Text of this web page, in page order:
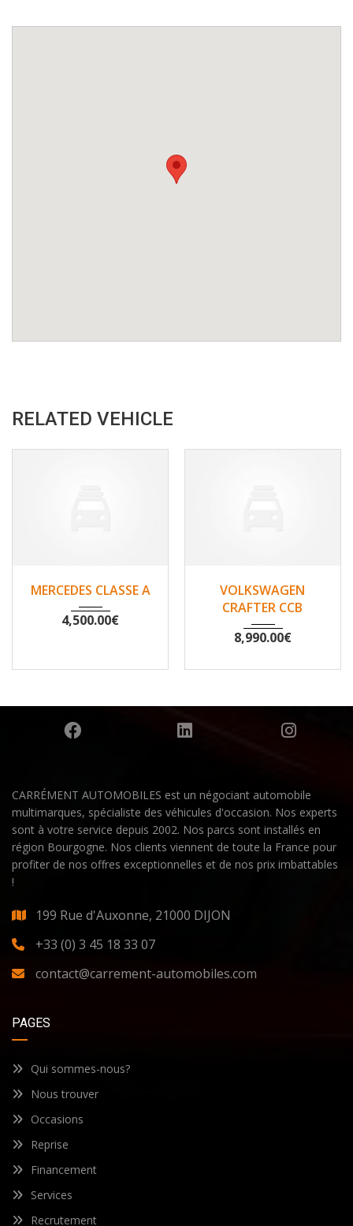
RELATED VEHICLE
148500
MERCEDES CLASSE A
4,500.00€
200530
VOLKSWAGEN
CRAFTER CCB
8,990.00€
CARRÉMENT AUTOMOBILES est un négociant automobile
multimarques, spécialiste des véhicules d'occasion. Nos experts
sont à votre service depuis 2002. Nos parcs sont installés en
région Bourgogne. Nos clients viennent de toute la France pour
profiter de nos offres exceptionnelles et de nos prix imbattables
!
199 Rue d'Auxonne, 21000 DIJON
+33 (0) 3 45 18 33 07
contact@carrement-automobiles.com
PAGES
Qui sommes-nous?
Nous trouver
Occasions
Reprise
Financement
Services
Recrutement